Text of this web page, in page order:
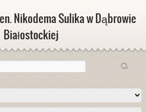
Nikodema Sulika w Dąbrowie
Białostockiej